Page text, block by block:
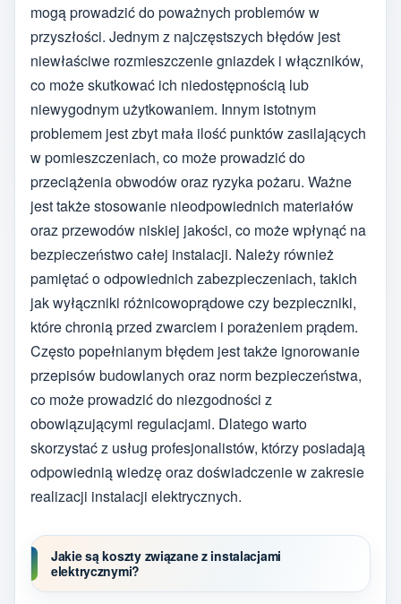
mogą prowadzić do poważnych problemów w
przyszłości. Jednym z najczęstszych błędów jest
niewłaściwe rozmieszczenie gniazdek i włączników,
co może skutkować ich niedostępnością lub
niewygodnym użytkowaniem. Innym istotnym
problemem jest zbyt mała ilość punktów zasilających
w pomieszczeniach, co może prowadzić do
przeciążenia obwodów oraz ryzyka pożaru. Ważne
jest także stosowanie nieodpowiednich materiałów
oraz przewodów niskiej jakości, co może wpłynąć na
bezpieczeństwo całej instalacji. Należy również
pamiętać o odpowiednich zabezpieczeniach, takich
jak wyłączniki różnicowoprądowe czy bezpieczniki,
które chronią przed zwarciem i porażeniem prądem.
Często popełnianym błędem jest także ignorowanie
przepisów budowlanych oraz norm bezpieczeństwa,
co może prowadzić do niezgodności z
obowiązującymi regulacjami. Dlatego warto
skorzystać z usług profesjonalistów, którzy posiadają
odpowiednią wiedzę oraz doświadczenie w zakresie
realizacji instalacji elektrycznych.
Jakie są koszty związane z instalacjami
elektrycznymi?